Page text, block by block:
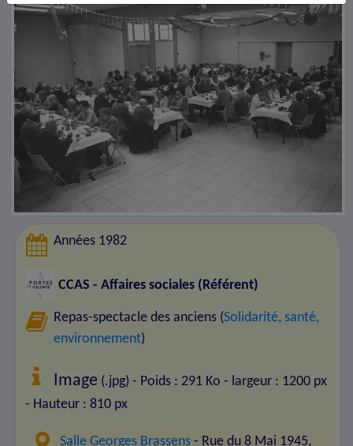
Années 1982
CCAS - Affaires sociales (Référent)
Repas-spectacle des anciens (Solidarité, santé,
environnement)
Image (.jpg) - Poids : 291 Ko - largeur : 1200 px
- Hauteur : 810 px
Salle Georges Brassens - Rue du 8 Mai 1945,